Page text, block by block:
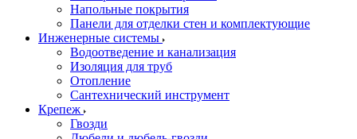
Напольные покрытия
Панели для отделки стен и комплектующие
Инженерные системы
Водоотведение и канализация
Изоляция для труб
Отопление
Сантехнический инструмент
Крепеж
Гвозди